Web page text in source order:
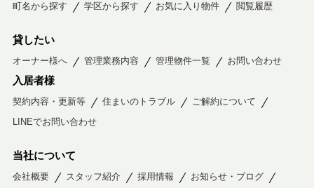
町名から探す
学区から探す お気に入り物件 閲覧履歴
貸したい
オーナー様へ 管理業務内容 管理物件一覧 お問い合わせ
入居者様
契約内容・更新等 住まいのトラブル
ご解約について
LINEでお問い合わせ
当社について
会社概要 スタッフ紹介 採用情報
お知らせ・ブログ